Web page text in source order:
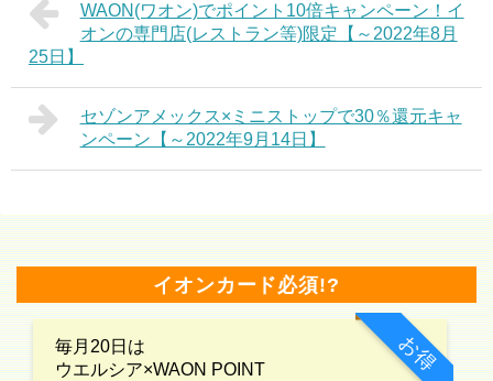
WAON(ワオン)でポイント10倍キャンペーン！イ
オンの専門店(レストラン等)限定【～2022年8月
25日】
セゾンアメックス×ミニストップで30％還元キャ
ンペーン【～2022年9月14日】
イオンカード必須!?
お得
毎月20日は
ウエルシア×WAON POINT